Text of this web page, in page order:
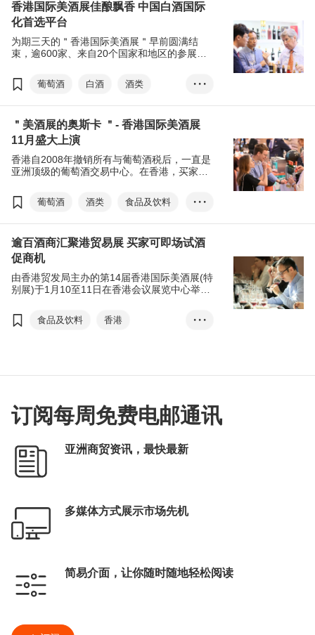
香港国际美酒展佳酿飘香 中国白酒国际
化首选平台
为期三天的＂香港国际美酒展＂早前圆满结
束，逾600家、来自20个国家和地区的参展商
告》宣布调低烈酒税，不少展商乘势于美酒展
带来世界各地的烈酒，各式国潮烈酒惊艳亮
购。
葡萄酒 白酒
酒类
食品及饮料
• • •
＂美酒展的奥斯卡 ＂- 香港国际美酒展
11月盛大上演
香港自2008年撤销所有与葡萄酒税后，一直是
亚洲顶级的葡萄酒交易中心。在香港，买家可
捧的酒类，更不乏风味稀有、性格独特的葡萄
酒，使香港成为世界最大葡萄酒拍卖中心之
求，一向以灵活变通见称的香港营运商，对市
场变化作出迅速反应，趋使香港酒类市场持续
蓬勃发展。
葡萄酒 酒类
食品及饮料
香港国际美酒展
• • •
逾百酒商汇聚港贸易展 买家可即场试酒
促商机
由香港贸发局主办的第14届香港国际美酒展(特
别展)于1月10至11日在香港会议展览中心举
题，汇聚超过100家来自不同国家及地区的参
展商，只开放予业内人士参与，主办方并为买
食品及饮料
香港
• • •
订阅每周免费电邮通讯
亚洲商贸资讯，最快最新
多媒体方式展示市场先机
简易介面，让你随时随地轻松阅读